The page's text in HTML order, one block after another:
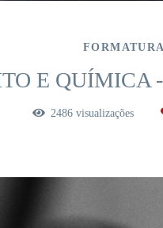
FORMATURA
E QUÍMICA
2486 visualizações